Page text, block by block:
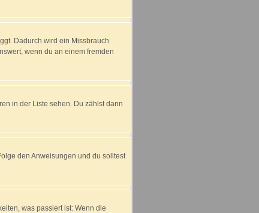
Dadurch wird ein Missbrauch
wenn du an einem fremden
in der Liste sehen. Du zählst dann
den Anweisungen und du solltest
was passiert ist: Wenn die